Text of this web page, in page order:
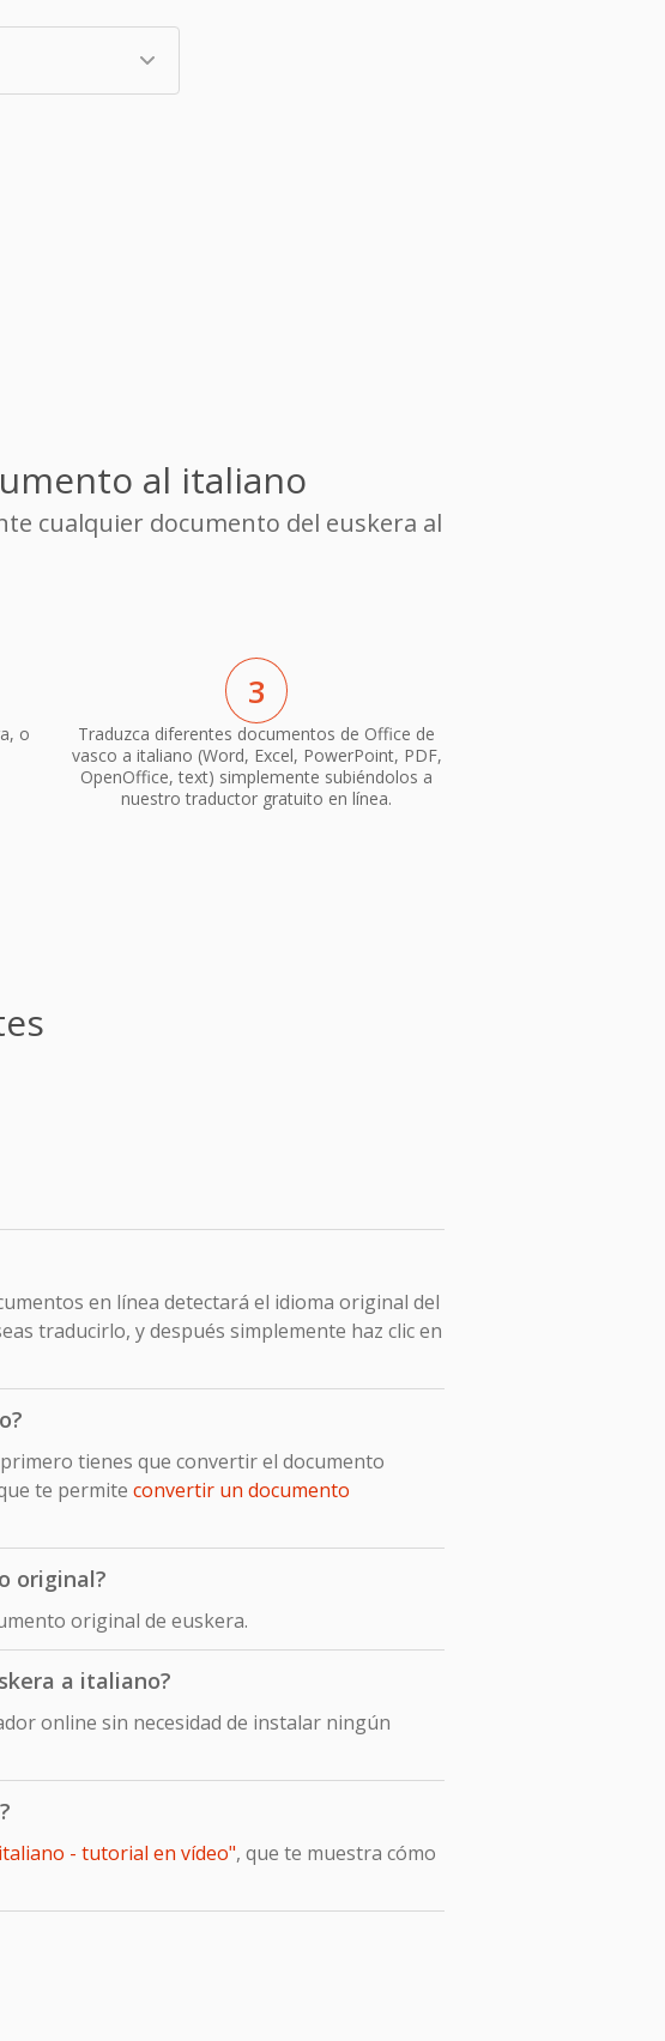
al italiano
cualquier documento del euskera al
o
3
Traduzca diferentes documentos de Office de
vasco a italiano (Word, Excel, PowerPoint, PDF,
OpenOffice, text) simplemente subiéndolos a
nuestro traductor gratuito en línea.
en línea detectará el idioma original del
traducirlo, y después simplemente haz clic en
tienes que convertir el documento
te permite convertir un documento
original?
original de euskera.
a italiano?
online sin necesidad de instalar ningún
- tutorial en vídeo", que te muestra cómo